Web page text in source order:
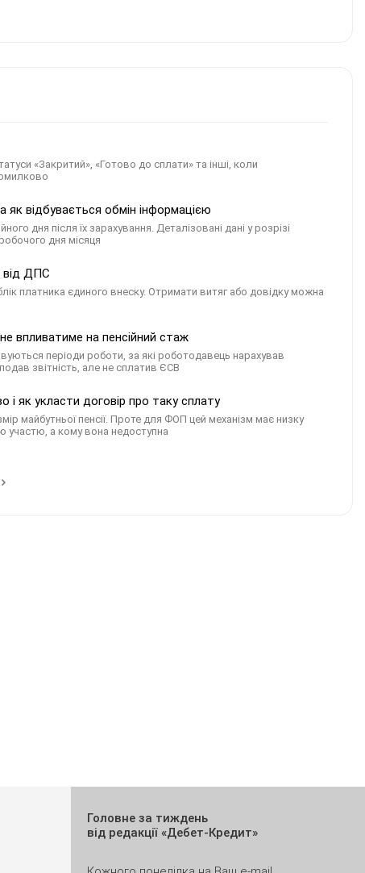
«Закритий», «Готово до сплати» та інші, коли
відбувається обмін інформацією
дня після їх зарахування. Деталізовані дані у розрізі
дня місяця
від ДПС
платника єдиного внеску. Отримати витяг або довідку можна
впливатиме на пенсійний стаж
періоди роботи, за які роботодавець нарахував
звітність, але не сплатив ЄСВ
як укласти договір про таку сплату
майбутньої пенсії. Проте для ФОП цей механізм має низку
участю, а кому вона недоступна
Головне за тиждень
від редакції «Дебет-Кредит»